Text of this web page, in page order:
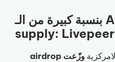
3. Airdrops بنسبة كبيرة من الـ
supply: Livepeer
وزّعت airdrop